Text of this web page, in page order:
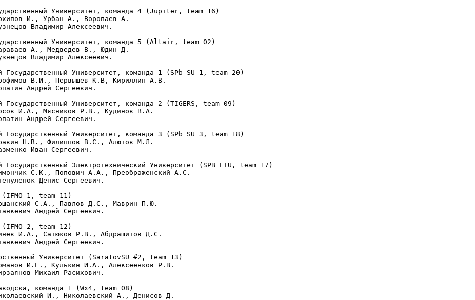
Университет, команда 4 (Jupiter, team 16)
И., Урбан А., Воропаев А.
Владимир Алексеевич.
Университет, команда 5 (Altair, team 02)
А., Медведев В., Юдин Д.
Владимир Алексеевич.
Государственный Университет, команда 1 (SPb SU 1, team 20)
В.И., Первышев К.В, Кириллин А.В.
Андрей Сергеевич.
Государственный Университет, команда 2 (TIGERS, team 09)
И.А., Мясников Р.В., Кудинов В.А.
Андрей Сергеевич.
Государственный Университет, команда 3 (SPb SU 3, team 18)
Н.В., Филиппов В.С., Алютов М.Л.
Иван Сергеевич.
Государственный Электротехнический Университет (SPB ETU, team 17)
С.К., Попович А.А., Преображенский А.С.
Денис Сергеевич.
1, team 11)
С.А., Павлов Д.С., Маврин П.Ю.
Андрей Сергеевич.
2, team 12)
И.А., Сатюков Р.В., Абдрашитов Д.С.
Андрей Сергеевич.
Университет (SaratovSU #2, team 13)
И.Е., Кулькин И.А., Алексеенков Р.В.
Михаил Расихович.
команда 1 (Wx4, team 08)
И., Николаевский А., Денисов Д.